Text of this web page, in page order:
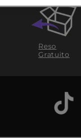
Reso
Gratuito